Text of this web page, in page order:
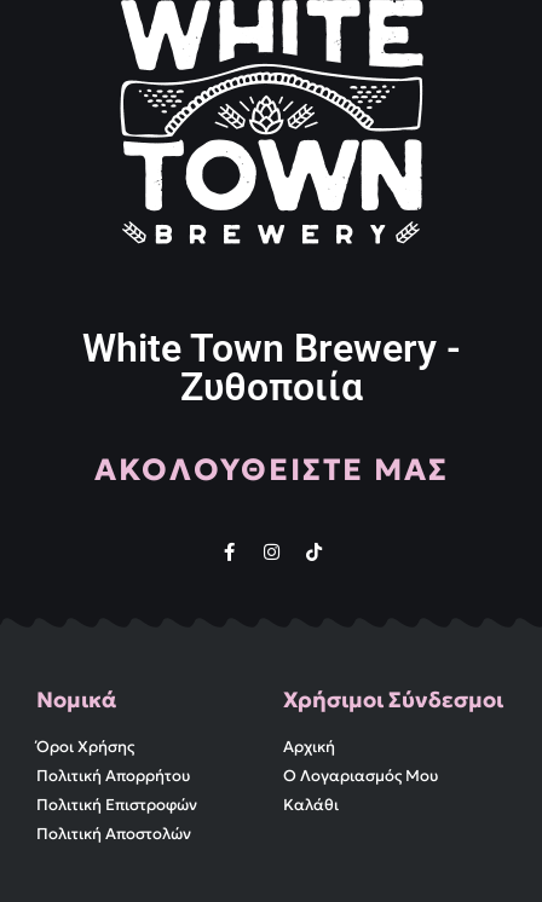
White Town Brewery -
Ζυθοποιία
ΑΚΟΛΟΥΘΕΙΣΤΕ ΜΑΣ
Νομικά
Όροι Χρήσης
Πολιτική Απορρήτου
Πολιτική Επιστροφών
Πολιτική Αποστολών
Χρήσιμοι Σύνδεσμοι
Αρχική
Ο Λογαριασμός Μου
Καλάθι